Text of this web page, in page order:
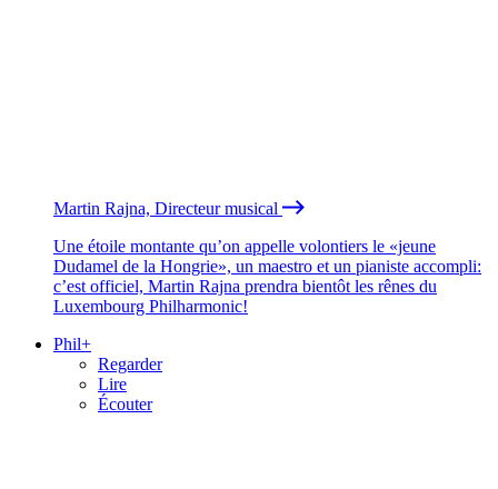
Martin Rajna, Directeur musical
Une étoile montante qu’on appelle volontiers le «jeune
Dudamel de la Hongrie», un maestro et un pianiste accompli:
c’est officiel, Martin Rajna prendra bientôt les rênes du
Luxembourg Philharmonic!
Phil+
Regarder
Lire
Écouter